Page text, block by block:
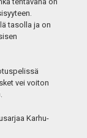
tasolla ja on
vei voiton
Karhu-